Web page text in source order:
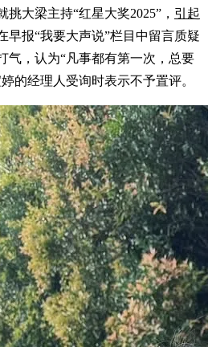
大梁主持“红星大奖2025”， 引起
早报“我要大声说”栏目中留言质疑
气，认为“凡事都有第一次，总要
的经理人受询时表示不予置评。